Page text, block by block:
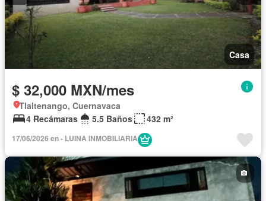
Casa
$ 32,000 MXN/mes
Tlaltenango, Cuernavaca
4 Recámaras
5.5 Baños 432 m²
17/06/2026 en - LUINA INMOBILIARIA